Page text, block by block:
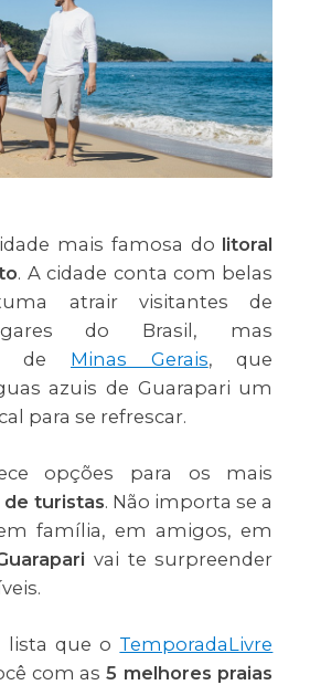
mais famosa do litoral
. A cidade conta com belas
atrair visitantes de
do Brasil, mas
de Minas Gerais, que
azuis de Guarapari um
para se refrescar.
opções para os mais
turistas. Não importa se a
família, em amigos, em
vai te surpreender
lista que o TemporadaLivre
com as5 melhores praias